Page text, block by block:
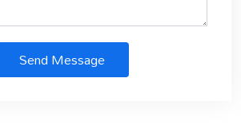
Send Message